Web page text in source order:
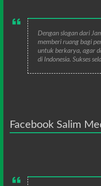
Dengan slogan dari
memberi ruang bagi
untuk berkarya, agar
di Indonesia. Sukses
Facebook Salim